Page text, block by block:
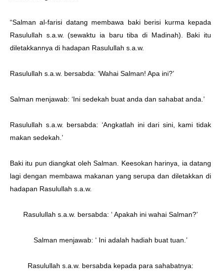
“Salman al-farisi datang membawa baki berisi kurma kepada
Rasulullah s.a.w. (sewaktu ia baru tiba di Madinah). Baki itu
diletakkannya di hadapan Rasulullah s.a.w.
Rasulullah s.a.w. bersabda: ‘Wahai Salman! Apa ini?’
Salman menjawab: ‘Ini sedekah buat anda dan sahabat anda.’
Rasulullah s.a.w. bersabda: ‘Angkatlah ini dari sini, kami tidak
makan sedekah.’
Baki itu pun diangkat oleh Salman. Keesokan harinya, ia datang
lagi dengan membawa makanan yang serupa dan diletakkan di
hadapan Rasulullah s.a.w.
Rasulullah s.a.w. bersabda: ‘ Apakah ini wahai Salman?’
Salman menjawab: ‘ Ini adalah hadiah buat tuan.’
Rasulullah s.a.w. bersabda kepada para sahabatnya: